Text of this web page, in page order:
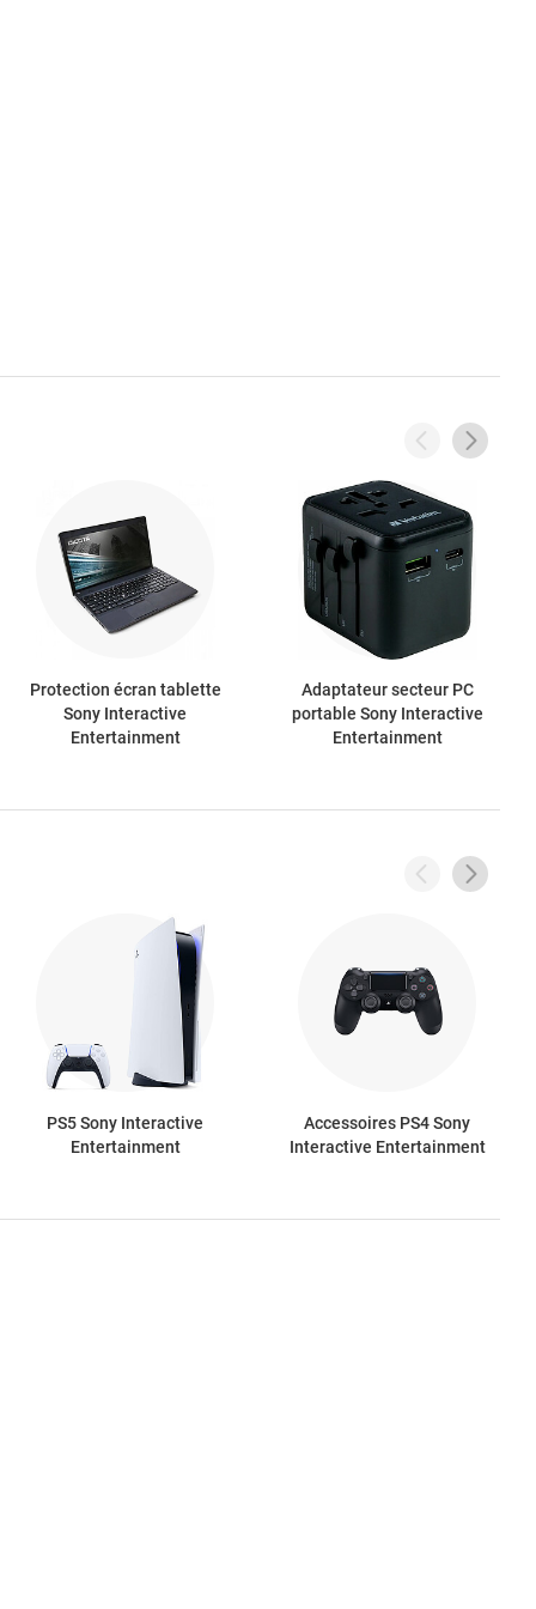
Protection écran tablette
Sony Interactive
Entertainment
Adaptateur secteur PC
portable Sony Interactive
Entertainment
PS5 Sony Interactive
Entertainment
Accessoires PS4 Sony
Interactive Entertainment